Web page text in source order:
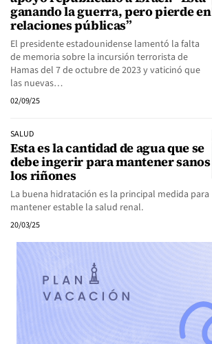
ganando la guerra, pero pierde en
relaciones públicas”
El presidente estadounidense lamentó la falta
de memoria sobre la incursión terrorista de
Hamas del 7 de octubre de 2023 y vaticinó que
las nuevas…
02/09/25
SALUD
Esta es la cantidad de agua que se
debe ingerir para mantener sanos
los riñones
La buena hidratación es la principal medida para
mantener estable la salud renal.
20/03/25